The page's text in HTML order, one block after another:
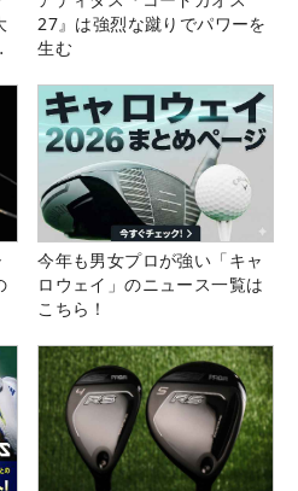
27』は強烈な蹴りでパワーを
生む
今年も男女プロが強い「キャ
ロウェイ」のニュース一覧は
こちら！